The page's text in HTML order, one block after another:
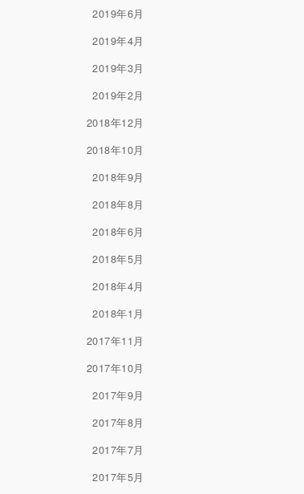
2019年6月
2019年4月
2019年3月
2019年2月
2018年12月
2018年10月
2018年9月
2018年8月
2018年6月
2018年5月
2018年4月
2018年1月
2017年11月
2017年10月
2017年9月
2017年8月
2017年7月
2017年5月